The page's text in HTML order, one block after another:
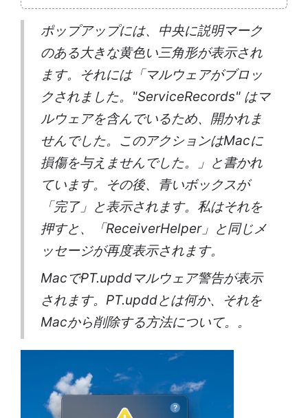
ポップアップには、中央に説明マーク
のある大きな黄色い三角形が表示され
ます。それには「マルウェアがブロッ
クされました。"ServiceRecords" はマ
ルウェアを含んでいるため、開かれま
せんでした。このアクションはMacに
損傷を与えませんでした。」と書かれ
ています。その後、青いボックスが
「完了」と表示されます。私はそれを
押すと、「ReceiverHelper」と同じメ
ッセージが再度表示されます。
MacでPT.upddマルウェア警告が表示
されます。PT.upddとは何か、それを
Macから削除する方法について。。